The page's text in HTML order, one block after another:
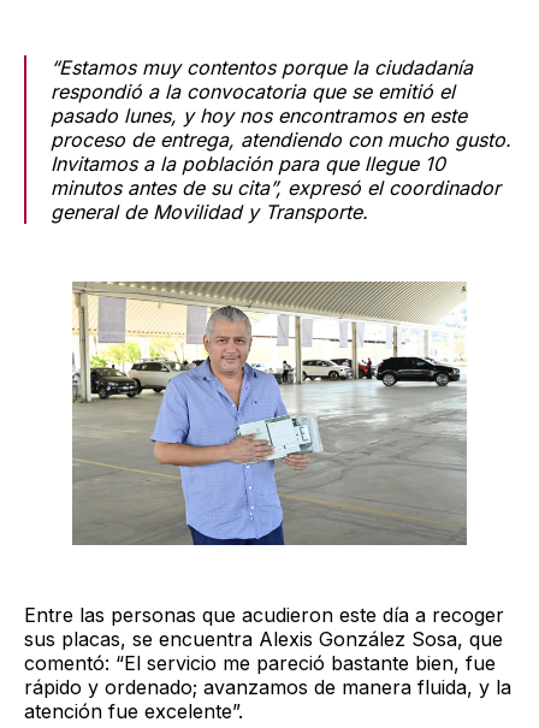
“Estamos muy contentos porque la ciudadanía
respondió a la convocatoria que se emitió el
pasado lunes, y hoy nos encontramos en este
proceso de entrega, atendiendo con mucho gusto.
Invitamos a la población para que llegue 10
minutos antes de su cita”, expresó el coordinador
general de Movilidad y Transporte.
Entre las personas que acudieron este día a recoger
sus placas, se encuentra Alexis González Sosa, que
comentó: “El servicio me pareció bastante bien, fue
rápido y ordenado; avanzamos de manera fluida, y la
atención fue excelente”.